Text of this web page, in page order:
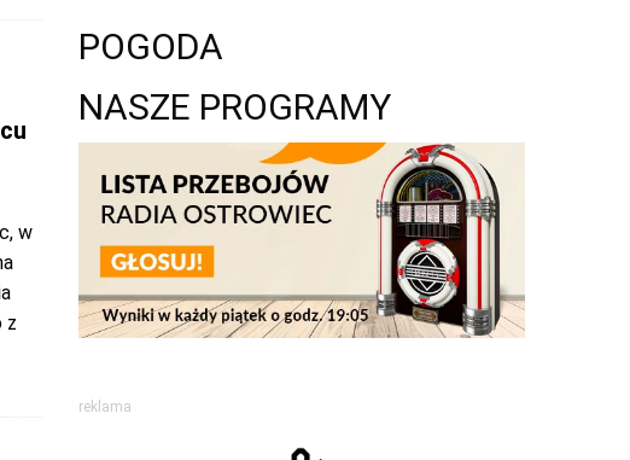
w
z
POGODA
NASZE PROGRAMY
reklama